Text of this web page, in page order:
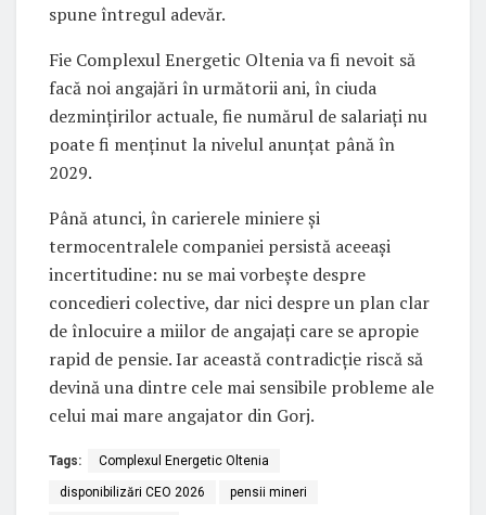
spune întregul adevăr.
Fie Complexul Energetic Oltenia va fi nevoit să
facă noi angajări în următorii ani, în ciuda
dezmințirilor actuale, fie numărul de salariați nu
poate fi menținut la nivelul anunțat până în
2029.
Până atunci, în carierele miniere și
termocentralele companiei persistă aceeași
incertitudine: nu se mai vorbește despre
concedieri colective, dar nici despre un plan clar
de înlocuire a miilor de angajați care se apropie
rapid de pensie. Iar această contradicție riscă să
devină una dintre cele mai sensibile probleme ale
celui mai mare angajator din Gorj.
Tags: Complexul Energetic Oltenia
disponibilizări CEO 2026 pensii mineri